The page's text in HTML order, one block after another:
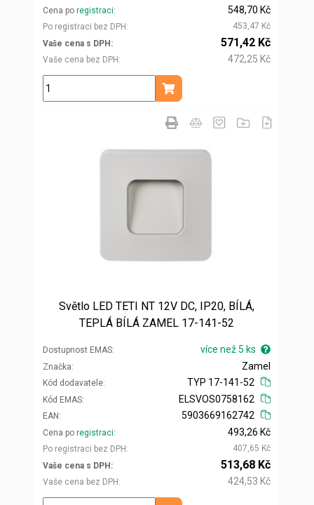
Cena po registraci
Po registraci bez DPH
548,70 Kč
453,47 Kč
Vaše cena s DPH
Vaše cena bez DPH
571,42 Kč
472,25 Kč
ks
Přidat do košíku
Světlo LED TETI NT 12V DC, IP20, BÍLÁ,
TEPLÁ BÍLÁ ZAMEL 17-141-52
Dostupnost EMAS více než 5 ks
Značka
Kód dodavatele
Zamel
TYP 17-141-52
Kód EMAS
EAN
ELSVOS0758162
5903669162742
Cena po registraci
Po registraci bez DPH
493,26 Kč
407,65 Kč
Vaše cena s DPH
Vaše cena bez DPH
513,68 Kč
424,53 Kč